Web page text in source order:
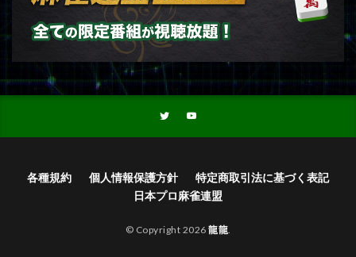
各種規約 個人情報保護方針
特定商取引法に基づく表記
日本プロ麻雀連盟
© Copyright 2026 龍龍